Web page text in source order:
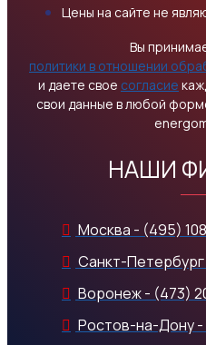
Цены на сайте не
Вы
политики в отношении
и даете свое согласие
свои данные в любой
НАШИ
Москва - (495)
Санкт-
Воронеж - (473)
Ростов-на-Дону